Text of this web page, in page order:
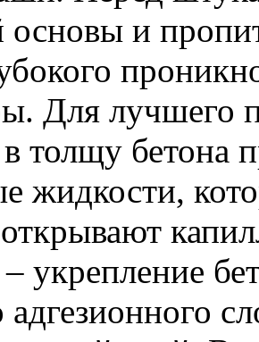
основы и
Для лучшего
в толщу бетона
жидкости,
укрепление